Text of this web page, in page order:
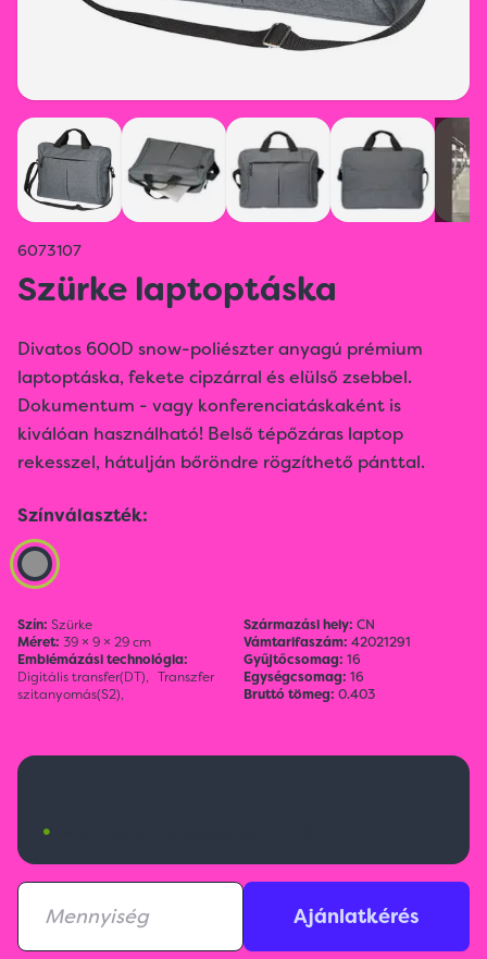
6073107
Szürke laptoptáska
Divatos 600D snow-poliészter anyagú prémium
laptoptáska, fekete cipzárral és elülső zsebbel.
Dokumentum - vagy konferenciatáskaként is
kiválóan használható! Belső tépőzáras laptop
rekesszel, hátulján bőröndre rögzíthető pánttal.
Színválaszték:
Szín: Szürke
Méret: 39 × 9 × 29 cm
Emblémázási technológia:
Digitális transfer(DT), Transzfer
szitanyomás(S2),
Származási hely: CN
Vámtarifaszám: 42021291
Gyűjtőcsomag: 16
Egységcsomag: 16
Bruttó tömeg: 0.403
•
Ajánlatkérés